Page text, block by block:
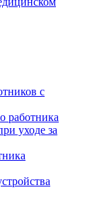
с
работника
уходе за